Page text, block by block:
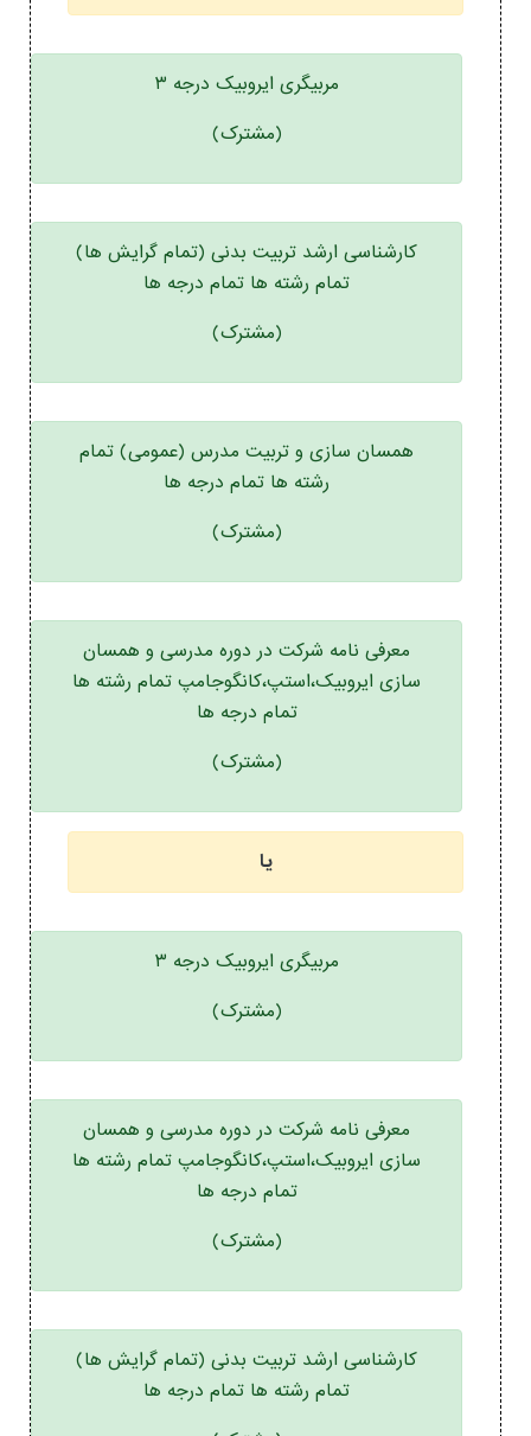
مربیگری ایروبیک درجه ۳
(مشترک)
کارشناسی ارشد تربیت بدنی (تمام گرایش ها)
تمام رشته ها تمام درجه ها
(مشترک)
همسان سازی و تربیت مدرس (عمومی) تمام
رشته ها تمام درجه ها
(مشترک)
معرفی نامه شرکت در دوره مدرسی و همسان
سازی ایروبیک،استپ،کانگوجامپ تمام رشته ها
تمام درجه ها
(مشترک)
یا
مربیگری ایروبیک درجه ۳
(مشترک)
معرفی نامه شرکت در دوره مدرسی و همسان
سازی ایروبیک،استپ،کانگوجامپ تمام رشته ها
تمام درجه ها
(مشترک)
کارشناسی ارشد تربیت بدنی (تمام گرایش ها)
تمام رشته ها تمام درجه ها